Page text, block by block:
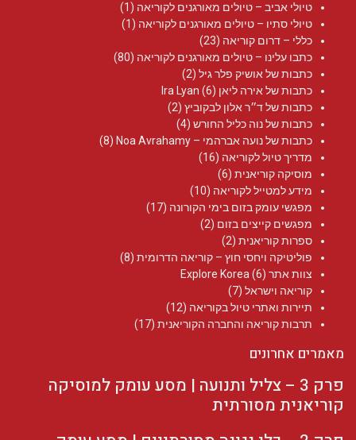
טיולי אביב – טיולים מאורגנים לקוריאה (1)
טיולי סתיו – טיולים מאורגנים לקוריאה (1)
כללי – דרום קוריאה (23)
כתבו עלינו – טיולים מאורגנים לקוריאה (80)
כתבות של אושיק פלר גיל (2)
כתבות של אירה ליאן Ira Lyan (6)
כתבות של ד״ר אלון לבקוביץ (2)
כתבות של נוה כליל החורש (4)
כתבות של נועה אברהמי – Noa Avrahamy‏
(8)
מדריך טיול לקוריאה (16)
מוסיקה קוריאנית (6)
מידע למטייל לקוריאה (10)
מפגשי עומק בזום בימי הקורונה (17)
מפגשים קייצים בזום (2)
ספרות קוריאנית (2)
פוליטיקה ויחסי חוץ – קוריאה הדרומית (8)
צוות אתר Explore Korea (6)
קוריאה וישראל (7)
תיירות ואתרי טיול בקוריאה (12)
תרבות קוריאה והחברה הקוריאנית (17)
מאמרים אחרונים
פרק 3 – צליל ותנועה | מסע עומק למוסיקה
קוריאנית מסורתית